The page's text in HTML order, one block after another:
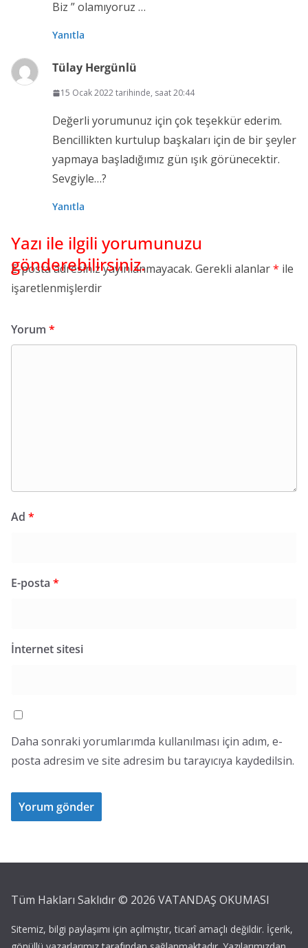
Biz ” olamıyoruz …
Yanıtla
Tülay Hergünlü
15 Ocak 2022 tarihinde, saat 20:44
Değerli yorumunuz için çok teşekkür ederim.
Bencillikten kurtulup başkaları için de bir şeyler
yapmaya başladığımız gün ışık görünecektir.
Sevgiyle…?
Yanıtla
E-posta adresiniz yayınlanmayacak. Gerekli alanlar* ile
işaretlenmişlerdir
Yorum *
Ad *
E-posta *
İnternet sitesi
Daha sonraki yorumlarımda kullanılması için adım, e-
posta adresim ve site adresim bu tarayıcıya kaydedilsin.
Tüm Hakları Saklıdır © 2026 VATANDAŞ OKUMASI
Sitemiz, bilgi paylaşımı için açılmıştır, ticarî amaçlı değildir. İçerik,